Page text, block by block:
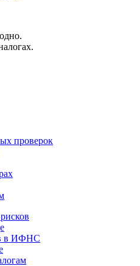
проверок
в ИФНС